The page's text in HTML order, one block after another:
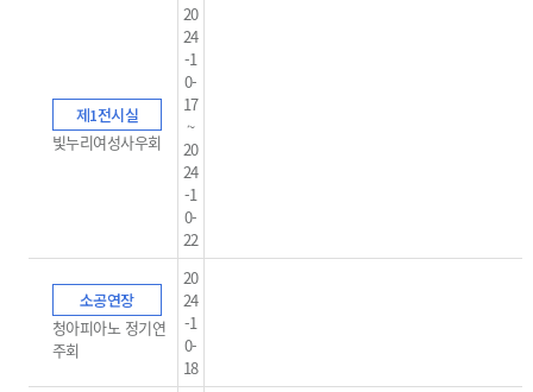
제1전시실
빛누리여성사우회
20
24
-1
0-
17
~
20
24
-1
0-
22
소공연장
청아피아노 정기연
주회
20
24
-1
0-
18